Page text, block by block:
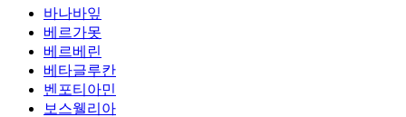
바나바잎
베르가못
베르베린
베타글루칸
벤포티아민
보스웰리아